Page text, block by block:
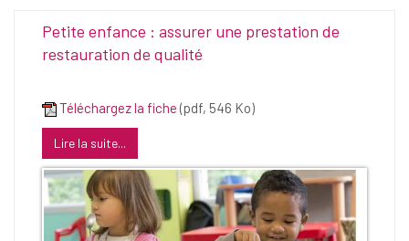
Petite enfance : assurer une prestation de
restauration de qualité
Téléchargez la fiche (pdf, 546 Ko)
Lire la suite...